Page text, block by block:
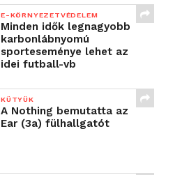
E-KÖRNYEZETVÉDELEM
Minden idők legnagyobb
karbonlábnyomú
sporteseménye lehet az
idei futball-vb
KÜTYÜK
A Nothing bemutatta az
Ear (3a) fülhallgatót